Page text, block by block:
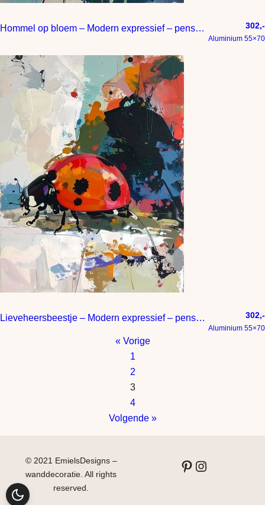
Hommel op bloem – Modern expressief – penseelstreken en abstracte kleurige vlakken 302,-
Aluminium 55×70
Lieveheersbeestje – Modern expressief – penseelstreken en abstracte kleurige vlakken 302,-
Aluminium 55×70
« Vorige
1
2
3
4
Volgende »
© 2021 EmielsDesigns –
wanddecoratie. All rights
reserved.
Pinterest Instagram